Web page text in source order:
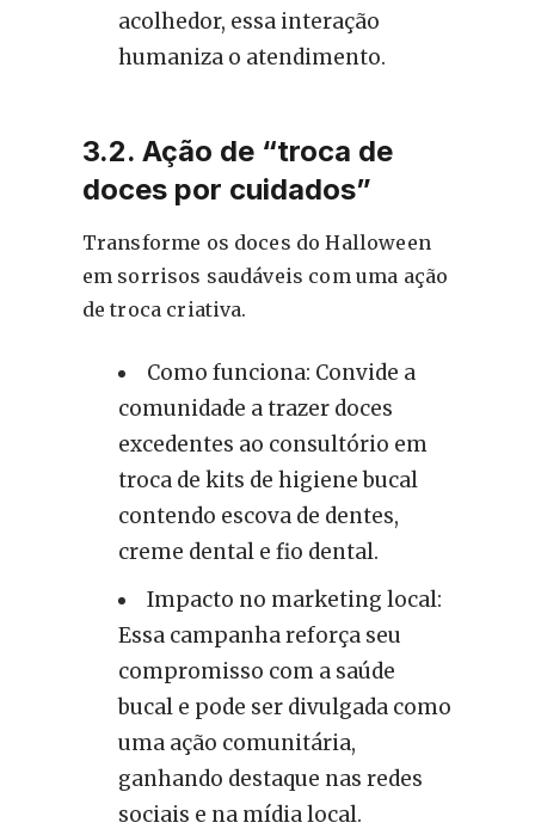
acolhedor, essa interação
humaniza o atendimento.
3.2. Ação de “troca de
doces por cuidados”
Transforme os doces do Halloween
em sorrisos saudáveis com uma ação
de troca criativa.
Como funciona: Convide a
comunidade a trazer doces
excedentes ao consultório em
troca de kits de higiene bucal
contendo escova de dentes,
creme dental e fio dental.
Impacto no marketing local:
Essa campanha reforça seu
compromisso com a saúde
bucal e pode ser divulgada como
uma ação comunitária,
ganhando destaque nas redes
sociais e na mídia local.